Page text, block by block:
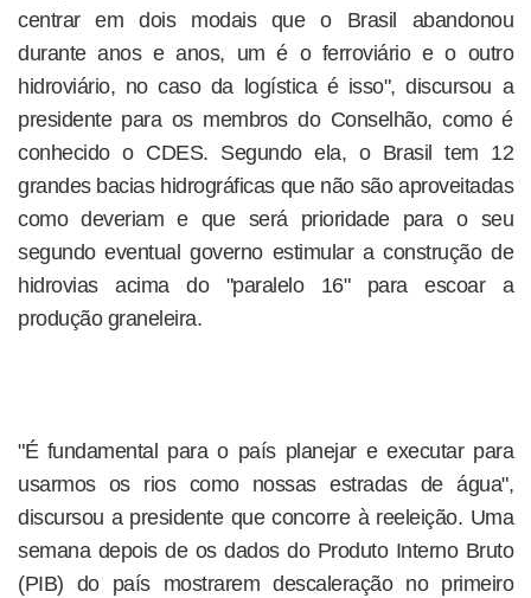
centrar em dois modais que o Brasil abandonou
durante anos e anos, um é o ferroviário e o outro
hidroviário, no caso da logística é isso", discursou a
presidente para os membros do Conselhão, como é
conhecido o CDES. Segundo ela, o Brasil tem 12
grandes bacias hidrográficas que não são aproveitadas
como deveriam e que será prioridade para o seu
segundo eventual governo estimular a construção de
hidrovias acima do "paralelo 16" para escoar a
produção graneleira.
"É fundamental para o país planejar e executar para
usarmos os rios como nossas estradas de água",
discursou a presidente que concorre à reeleição. Uma
semana depois de os dados do Produto Interno Bruto
(PIB) do país mostrarem descaleração no primeiro